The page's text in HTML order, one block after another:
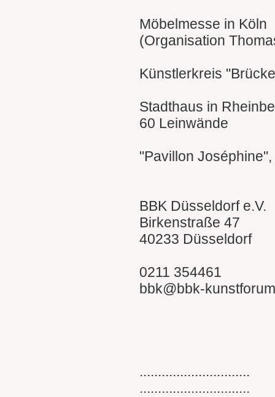
Möbelmesse in Köln
(Organisation
Künstlerkreis
Stadthaus in
60 Leinwände
"Pavillon
BBK Düsseldorf e.V.
Birkenstraße 47
40233 Düsseldorf
0211 354461
bbk@bbk-
..............................
..............................